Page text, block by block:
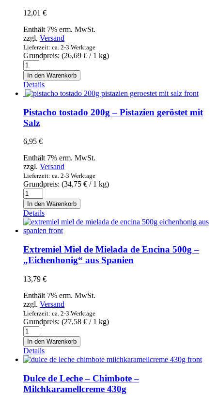
Mandeln
70%
Kakao
Menge
12,01 €
Enthält 7% erm. MwSt.
zzgl. Versand
Lieferzeit: ca. 2-3 Werktage
Grundpreis: (26,69 € / 1 kg)
Leche
condensada
La
Lechera
450g
-
Nestle
-
Kondensmilch
entrahmt
Menge
In den Warenkorb
Details
Pistacho tostado 200g – Pistazien geröstet mit
Salz
6,95 €
Enthält 7% erm. MwSt.
zzgl. Versand
Lieferzeit: ca. 2-3 Werktage
Grundpreis: (34,75 € / 1 kg)
Pistacho
tostado
200g
-
Pistazien
geröstet
mit
Salz
Menge
In den Warenkorb
Details
Extremiel Miel de Mielada de Encina 500g –
„Eichenhonig“ aus Spanien
13,79 €
Enthält 7% erm. MwSt.
zzgl. Versand
Lieferzeit: ca. 2-3 Werktage
Grundpreis: (27,58 € / 1 kg)
Extremiel
Miel
de
Mielada
de
Encina
500g
-
In den Warenkorb
Details
Dulce de Leche – Chimbote –
Milchkaramellcreme 430g